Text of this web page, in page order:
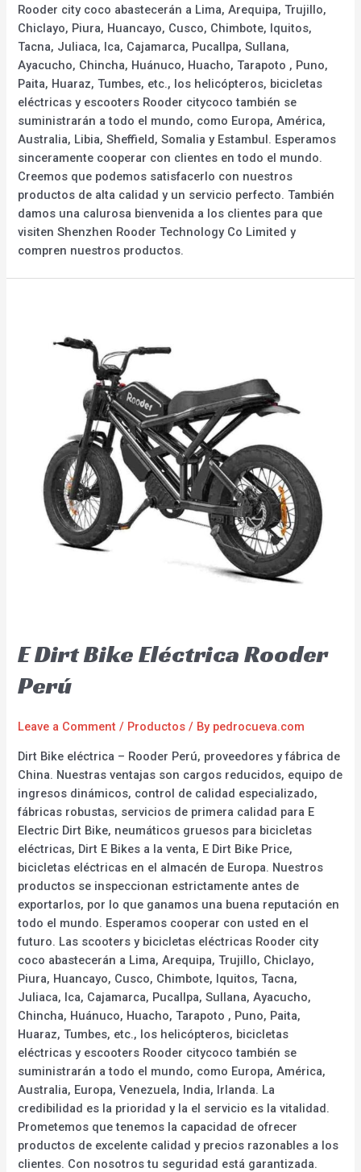
Rooder city coco abastecerán a Lima, Arequipa, Trujillo,
Chiclayo, Piura, Huancayo, Cusco, Chimbote, Iquitos,
Tacna, Juliaca, Ica, Cajamarca, Pucallpa, Sullana,
Ayacucho, Chincha, Huánuco, Huacho, Tarapoto , Puno,
Paita, Huaraz, Tumbes, etc., los helicópteros, bicicletas
eléctricas y escooters Rooder citycoco también se
suministrarán a todo el mundo, como Europa, América,
Australia, Libia, Sheffield, Somalia y Estambul. Esperamos
sinceramente cooperar con clientes en todo el mundo.
Creemos que podemos satisfacerlo con nuestros
productos de alta calidad y un servicio perfecto. También
damos una calurosa bienvenida a los clientes para que
visiten Shenzhen Rooder Technology Co Limited y
compren nuestros productos.
E Dirt Bike Eléctrica Rooder
Perú
Leave a Comment / Productos / By pedrocueva.com
Dirt Bike eléctrica – Rooder Perú, proveedores y fábrica de
China. Nuestras ventajas son cargos reducidos, equipo de
ingresos dinámicos, control de calidad especializado,
fábricas robustas, servicios de primera calidad para E
Electric Dirt Bike, neumáticos gruesos para bicicletas
eléctricas, Dirt E Bikes a la venta, E Dirt Bike Price,
bicicletas eléctricas en el almacén de Europa. Nuestros
productos se inspeccionan estrictamente antes de
exportarlos, por lo que ganamos una buena reputación en
todo el mundo. Esperamos cooperar con usted en el
futuro. Las scooters y bicicletas eléctricas Rooder city
coco abastecerán a Lima, Arequipa, Trujillo, Chiclayo,
Piura, Huancayo, Cusco, Chimbote, Iquitos, Tacna,
Juliaca, Ica, Cajamarca, Pucallpa, Sullana, Ayacucho,
Chincha, Huánuco, Huacho, Tarapoto , Puno, Paita,
Huaraz, Tumbes, etc., los helicópteros, bicicletas
eléctricas y escooters Rooder citycoco también se
suministrarán a todo el mundo, como Europa, América,
Australia, Europa, Venezuela, India, Irlanda. La
credibilidad es la prioridad y la el servicio es la vitalidad.
Prometemos que tenemos la capacidad de ofrecer
productos de excelente calidad y precios razonables a los
clientes. Con nosotros tu seguridad está garantizada.